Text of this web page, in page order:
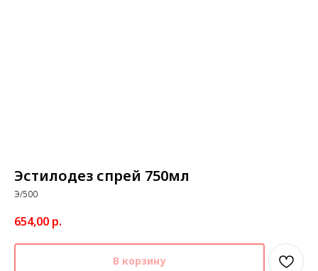
Эстилодез спрей 750мл
Э/500
654,00 р.
В корзину